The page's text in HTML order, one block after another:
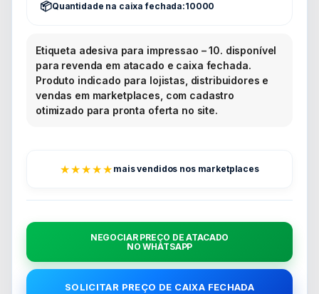
Quantidade na caixa fechada:10000
Etiqueta adesiva para impressao – 10. disponível
para revenda em atacado e caixa fechada.
Produto indicado para lojistas, distribuidores e
vendas em marketplaces, com cadastro
otimizado para pronta oferta no site.
★★★★★ mais vendidos nos marketplaces
NEGOCIAR PREÇO DE ATACADO
NO WHATSAPP
SOLICITAR PREÇO DE CAIXA FECHADA